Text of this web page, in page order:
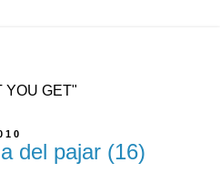
YOU GET"
del pajar (16)